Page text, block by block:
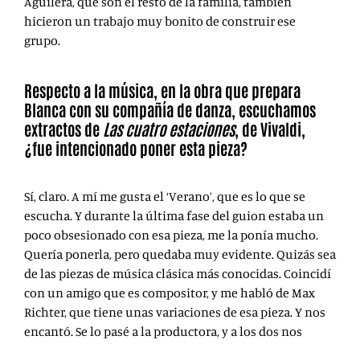
hicieron un trabajo muy bonito de construir ese
grupo.
Respecto a la música, en la obra que prepara
Blanca con su compañía de danza, escuchamos
extractos de Las cuatro estaciones, de Vivaldi,
¿fue intencionado poner esta pieza?
Sí, claro. A mí me gusta el ‘Verano’, que es lo que se
escucha. Y durante la última fase del guion estaba un
poco obsesionado con esa pieza, me la ponía mucho.
Quería ponerla, pero quedaba muy evidente. Quizás sea
de las piezas de música clásica más conocidas. Coincidí
con un amigo que es compositor, y me habló de Max
Richter, que tiene unas variaciones de esa pieza. Y nos
encantó. Se lo pasé a la productora, y a los dos nos